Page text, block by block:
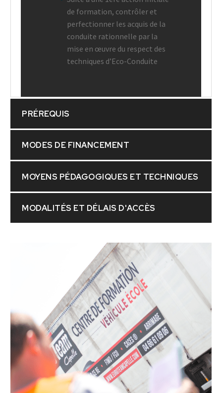
de formation, contrôler et
perfectionner les acquis de la
conduite rationnelle par la
mise en œuvre du respect des
techniques d’Eco-Conduite
PRÉREQUIS
MODES DE FINANCEMENT
MOYENS PÉDAGOGIQUES ET TECHNIQUES
MODALITÉS ET DÉLAIS D'ACCÈS